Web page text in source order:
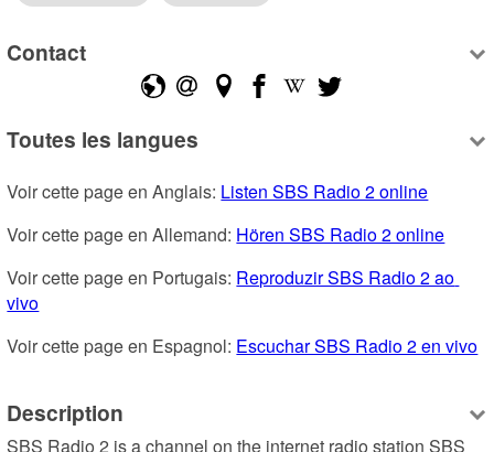
Contact
Toutes les langues
Voir cette page en Anglais: Listen SBS Radio 2 online
Voir cette page en Allemand: Hören SBS Radio 2 online
Voir cette page en Portugais: Reproduzir SBS Radio 2 ao
vivo
Voir cette page en Espagnol: Escuchar SBS Radio 2 en vivo
Description
SBS Radio 2 is a channel on the internet radio station SBS